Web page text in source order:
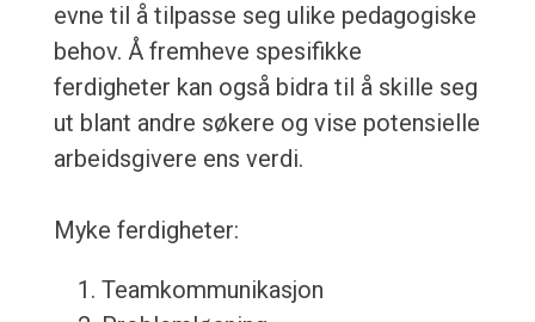
evne til å tilpasse seg ulike pedagogiske
behov. Å fremheve spesifikke
ferdigheter kan også bidra til å skille seg
ut blant andre søkere og vise potensielle
arbeidsgivere ens verdi.
Myke ferdigheter:
Teamkommunikasjon